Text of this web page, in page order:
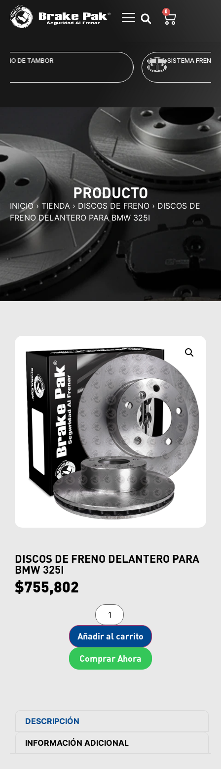
0
SISTEMA FRENO DE DISCO
PRODUCTO
INICIO› TIENDA › DISCOS DE FRENO › DISCOS DE
FRENO DELANTERO PARA BMW 325I
DISCOS DE FRENO DELANTERO PARA
BMW 325I
$755,802
Añadir al carrito
Comprar Ahora
DESCRIPCIÓN
INFORMACIÓN ADICIONAL